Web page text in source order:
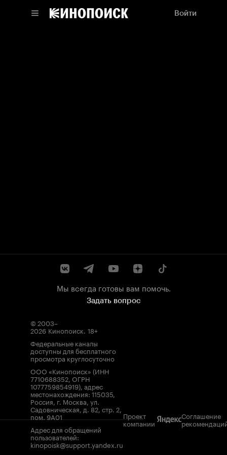
Войти
Мы всегда готовы вам помочь.
Задать вопрос
© 2003–
2026 Кинопоиск. 18+
Федеральные каналы
доступны для бесплатного
просмотра круглосуточно
ООО «Кинопоиск» (ИНН
7710688352, ОГРН
1077759854919), адрес
местонахождения: 115035,
Россия, г. Москва, ул.
Садовническая, д. 82, стр. 2,
пом. 9А01
Адрес для обращений
пользователей:
kinopoisk@support.yandex.ru
Проект
компании
Соглашение